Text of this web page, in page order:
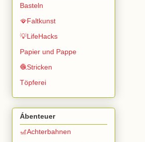
Basteln
🪭Faltkunst
💡LifeHacks
Papier und Pappe
🧶Stricken
Töpferei
Ábenteuer
🎢Achterbahnen